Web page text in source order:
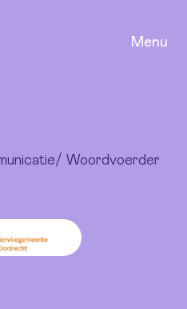
Menu
Woordvoerder